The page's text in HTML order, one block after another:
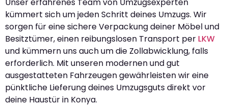
kümmert sich um jeden Schritt deines Umzugs. Wir
sorgen für eine sichere Verpackung deiner Möbel und
Besitztümer, einen reibungslosen Transport per LKW
und kümmern uns auch um die Zollabwicklung, falls
erforderlich. Mit unseren modernen und gut
ausgestatteten Fahrzeugen gewährleisten wir eine
pünktliche Lieferung deines Umzugsguts direkt vor
deine Haustür in Konya.